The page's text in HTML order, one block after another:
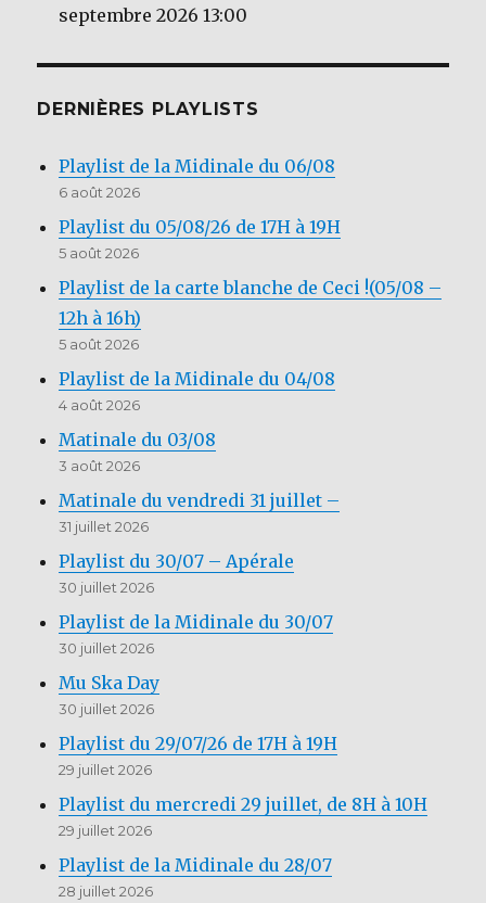
septembre 2026 13:00
DERNIÈRES PLAYLISTS
Playlist de la Midinale du 06/08
6 août 2026
Playlist du 05/08/26 de 17H à 19H
5 août 2026
Playlist de la carte blanche de Ceci !(05/08 –
12h à 16h)
5 août 2026
Playlist de la Midinale du 04/08
4 août 2026
Matinale du 03/08
3 août 2026
Matinale du vendredi 31 juillet –
31 juillet 2026
Playlist du 30/07 – Apérale
30 juillet 2026
Playlist de la Midinale du 30/07
30 juillet 2026
Mu Ska Day
30 juillet 2026
Playlist du 29/07/26 de 17H à 19H
29 juillet 2026
Playlist du mercredi 29 juillet, de 8H à 10H
29 juillet 2026
Playlist de la Midinale du 28/07
28 juillet 2026